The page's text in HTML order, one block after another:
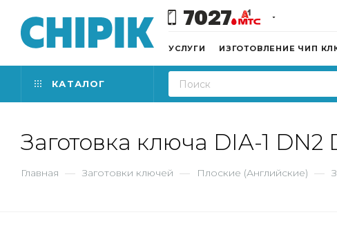
7027
УСЛУГИ ИЗГОТОВЛЕНИЕ ЧИП
КАТАЛОГ
Заготовка ключа DIA-1 DN2
Главная — Заготовки ключей — Плоские (Английские) —